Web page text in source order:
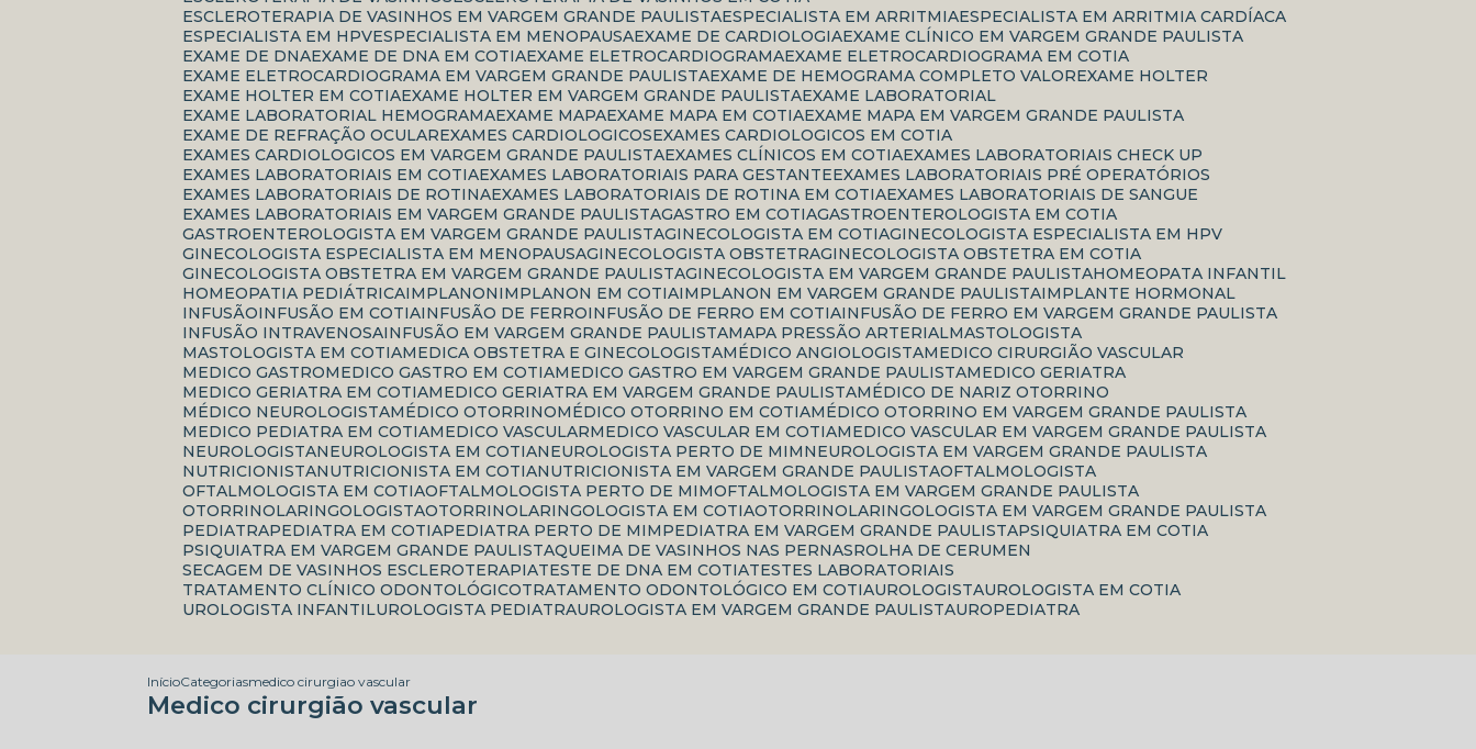
ESCLEROTERAPIA DE VASINHOS EM VARGEM GRANDE PAULISTA ESPECIALISTA EM ARRITMIA ESPECIALISTA EM ARRITMIA CARDÍACA
ESPECIALISTA EM HPV ESPECIALISTA EM MENOPAUSA EXAME DE CARDIOLOGIA EXAME CLÍNICO EM VARGEM GRANDE PAULISTA
EXAME DE DNA EXAME DE DNA EM COTIA EXAME ELETROCARDIOGRAMA EXAME ELETROCARDIOGRAMA EM COTIA
EXAME ELETROCARDIOGRAMA EM VARGEM GRANDE PAULISTA EXAME DE HEMOGRAMA COMPLETO VALOR
EXAME HOLTER
EXAME HOLTER EM COTIA EXAME HOLTER EM VARGEM GRANDE PAULISTA EXAME LABORATORIAL
EXAME LABORATORIAL HEMOGRAMA EXAME MAPA EXAME MAPA EM COTIA EXAME MAPA EM VARGEM GRANDE PAULISTA
EXAME DE REFRAÇÃO OCULAR
EXAMES CARDIOLOGICOS
EXAMES CARDIOLOGICOS EM COTIA
EXAMES CARDIOLOGICOS EM VARGEM GRANDE PAULISTA EXAMES CLÍNICOS EM COTIA EXAMES LABORATORIAIS CHECK UP
EXAMES LABORATORIAIS EM COTIA EXAMES LABORATORIAIS PARA GESTANTE
EXAMES LABORATORIAIS PRÉ OPERATÓRIOS
EXAMES LABORATORIAIS DE ROTINA EXAMES LABORATORIAIS DE ROTINA EM COTIA EXAMES LABORATORIAIS DE SANGUE
EXAMES LABORATORIAIS EM VARGEM GRANDE PAULISTA
GASTRO EM COTIA
GASTROENTEROLOGISTA EM COTIA
GASTROENTEROLOGISTA EM VARGEM GRANDE PAULISTA
GINECOLOGISTA EM COTIA
GINECOLOGISTA ESPECIALISTA EM HPV
GINECOLOGISTA ESPECIALISTA EM MENOPAUSA
GINECOLOGISTA OBSTETRA
GINECOLOGISTA OBSTETRA EM COTIA
GINECOLOGISTA OBSTETRA EM VARGEM GRANDE PAULISTA
GINECOLOGISTA EM VARGEM GRANDE PAULISTA
HOMEOPATA INFANTIL
HOMEOPATIA PEDIÁTRICA IMPLANON IMPLANON EM COTIA IMPLANON EM VARGEM GRANDE PAULISTA IMPLANTE HORMONAL
INFUSÃO INFUSÃO EM COTIA INFUSÃO DE FERRO INFUSÃO DE FERRO EM COTIA INFUSÃO DE FERRO EM VARGEM GRANDE PAULISTA
INFUSÃO INTRAVENOSA INFUSÃO EM VARGEM GRANDE PAULISTA MAPA PRESSÃO ARTERIAL
MASTOLOGISTA
MASTOLOGISTA EM COTIA
MEDICA OBSTETRA E GINECOLOGISTA MÉDICO ANGIOLOGISTA
MEDICO CIRURGIÃO VASCULAR
MEDICO GASTRO
MEDICO GASTRO EM COTIA MEDICO GASTRO EM VARGEM GRANDE PAULISTA
MEDICO GERIATRA
MEDICO GERIATRA EM COTIA
MEDICO GERIATRA EM VARGEM GRANDE PAULISTA
MÉDICO DE NARIZ OTORRINO
MÉDICO NEUROLOGISTA
MÉDICO OTORRINO MÉDICO OTORRINO EM COTIA
MÉDICO OTORRINO EM VARGEM GRANDE PAULISTA
MEDICO PEDIATRA EM COTIA
MEDICO VASCULAR MEDICO VASCULAR EM COTIA
MEDICO VASCULAR EM VARGEM GRANDE PAULISTA
NEUROLOGISTA
NEUROLOGISTA EM COTIA NEUROLOGISTA PERTO DE MIM
NEUROLOGISTA EM VARGEM GRANDE PAULISTA
NUTRICIONISTA
NUTRICIONISTA EM COTIA NUTRICIONISTA EM VARGEM GRANDE PAULISTA
OFTALMOLOGISTA
OFTALMOLOGISTA EM COTIA
OFTALMOLOGISTA PERTO DE MIM
OFTALMOLOGISTA EM VARGEM GRANDE PAULISTA
OTORRINOLARINGOLOGISTA
OTORRINOLARINGOLOGISTA EM COTIA
OTORRINOLARINGOLOGISTA EM VARGEM GRANDE PAULISTA
PEDIATRA
PEDIATRA EM COTIA PEDIATRA PERTO DE MIM PEDIATRA EM VARGEM GRANDE PAULISTA
PSIQUIATRA EM COTIA
PSIQUIATRA EM VARGEM GRANDE PAULISTA
QUEIMA DE VASINHOS NAS PERNAS
ROLHA DE CERUMEN
SECAGEM DE VASINHOS ESCLEROTERAPIA
TESTE DE DNA EM COTIA
TESTES LABORATORIAIS
TRATAMENTO CLÍNICO ODONTOLÓGICO
TRATAMENTO ODONTOLÓGICO EM COTIA UROLOGISTA
UROLOGISTA EM COTIA
UROLOGISTA INFANTIL
UROLOGISTA PEDIATRA UROLOGISTA EM VARGEM GRANDE PAULISTA UROPEDIATRA
InícioCategoriasmedico cirurgiao vascular
Medico cirurgião vascular